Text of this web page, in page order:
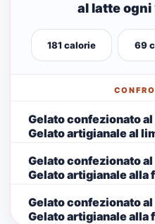
al latte ogni
181 calorie 69
Gelato confezionato
Gelato artigianale al
Gelato confezionato
Gelato artigianale alla
Gelato confezionato
Gelato artigianale alla